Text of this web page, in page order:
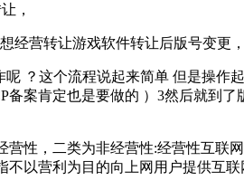
，
营转让游戏软件转让后版号变更，
这个流程说起来简单 但是操作
案肯定也是要做的 ）3然后就到
，二类为非经营性:经营性互联
以营利为目的向上网用户提供互联